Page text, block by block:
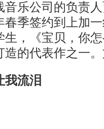
乐公司的负责人
春季签约到上加
生，《宝贝，你
造的代表作之一
流泪